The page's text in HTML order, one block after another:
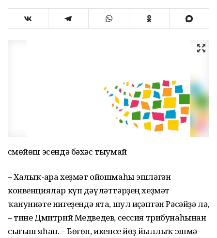
Өсмөйөш эсендә бәхәс тыумай
– Халыҡ-ара хеҙмәт ойошмаһы эшлә­гән
конвенциялар күп дәүләттәрҙең хеҙмәт
ҡануниәте нигеҙендә ята, шул иҫәптән Рәсәйҙә лә,
– тине Дмитрий Медведев, сессия трибунаһынан
сығыш яһап. – Бөгөн, икенсе йөҙ йыллыҡ эшмә­